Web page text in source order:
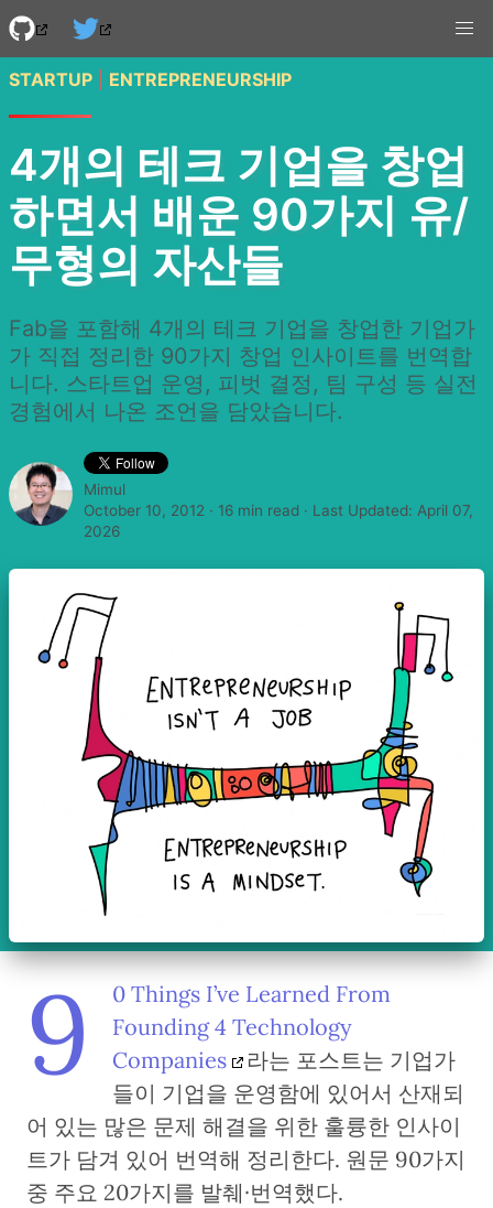
STARTUP ENTREPRENEURSHIP
4개의 테크 기업을 창업
하면서 배운 90가지 유/
무형의 자산들
Fab을 포함해 4개의 테크 기업을 창업한 기업가
가 직접 정리한 90가지 창업 인사이트를 번역합
니다. 스타트업 운영, 피벗 결정, 팀 구성 등 실전
경험에서 나온 조언을 담았습니다.
Mimul
October 10, 2012 · 16 min read · Last Updated: April 07,
2026
9
0 Things I’ve Learned From
Founding 4 Technology
Companies
라는 포스트는 기업가
들이 기업을 운영함에 있어서 산재되
어 있는 많은 문제 해결을 위한 훌륭한 인사이
트가 담겨 있어 번역해 정리한다. 원문 90가지
중 주요 20가지를 발췌·번역했다.